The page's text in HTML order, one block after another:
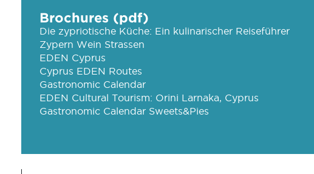
Brochures (pdf)
Die zypriotische Küche: Ein kulinarischer Reiseführer
Zypern Wein Strassen
EDEN Cyprus
Cyprus EDEN Routes
Gastronomic Calendar
EDEN Cultural Tourism: Orini Larnaka, Cyprus
Gastronomic Calendar Sweets&Pies